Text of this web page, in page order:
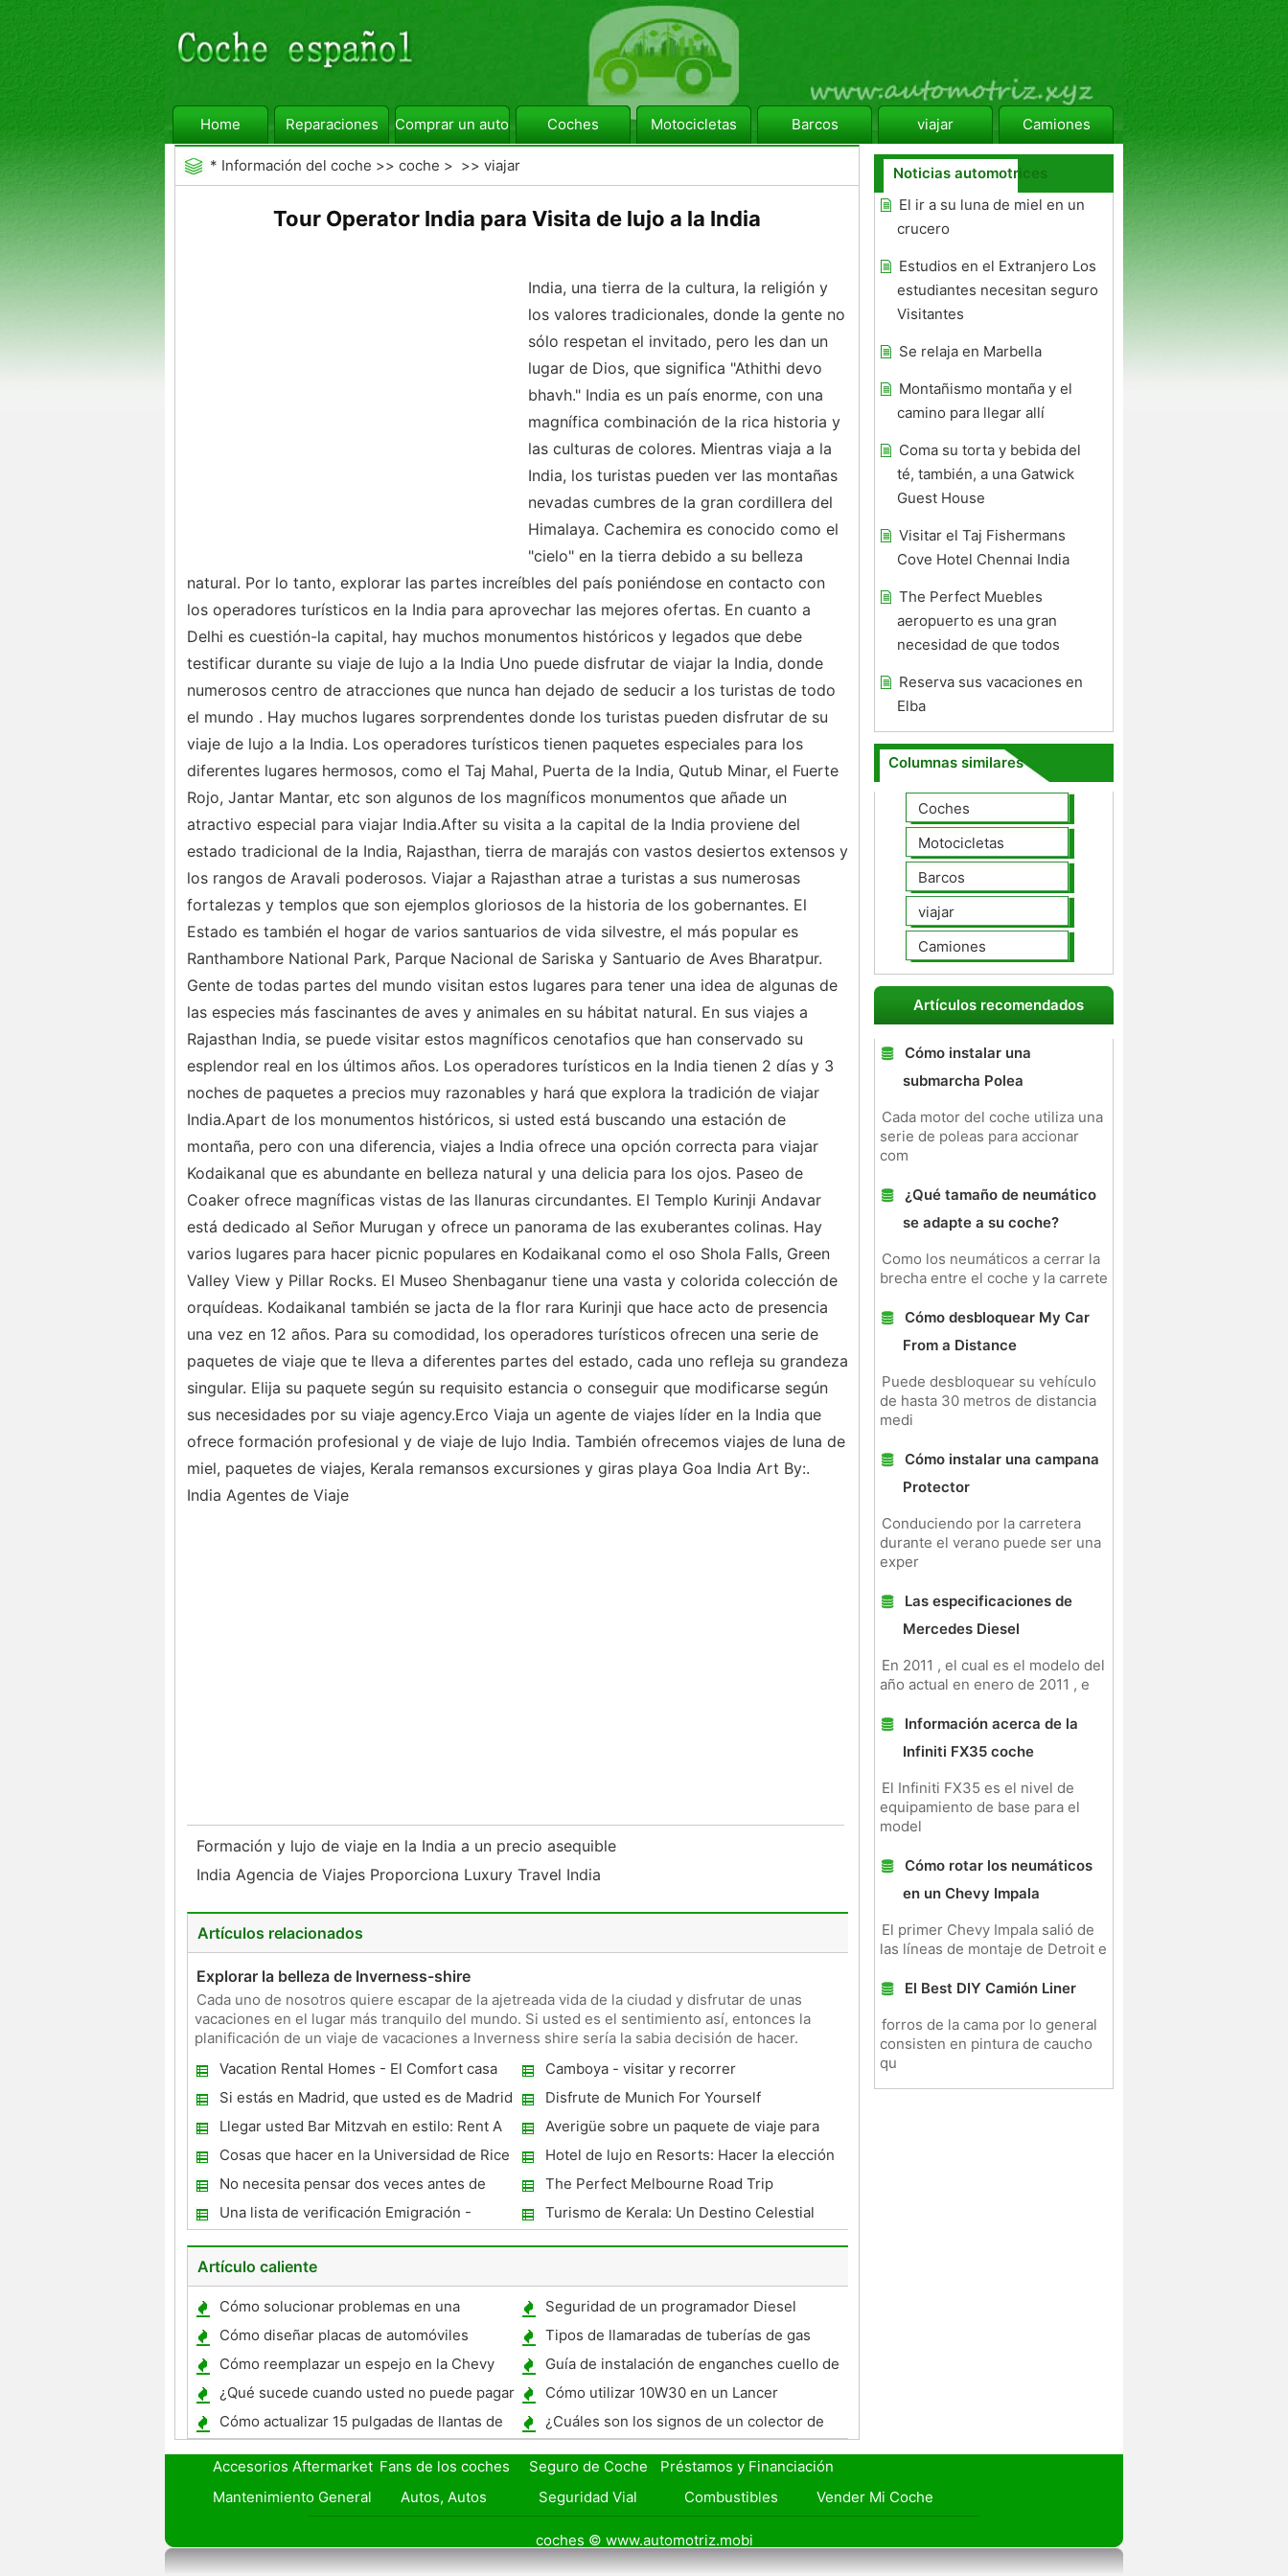
Home Reparaciones Comprar un automóvil Coches Motocicletas Barcos viajar Camiones
* Información del coche >> coche > >> viajar
Tour Operator India para Visita de lujo a la India
India, una tierra de la cultura, la religión y
los valores tradicionales, donde la gente no
sólo respetan el invitado, pero les dan un
lugar de Dios, que significa "Athithi devo
bhavh." India es un país enorme, con una
magnífica combinación de la rica historia y
las culturas de colores. Mientras viaja a la
India, los turistas pueden ver las montañas
nevadas cumbres de la gran cordillera del
Himalaya. Cachemira es conocido como el
"cielo" en la tierra debido a su belleza
natural. Por lo tanto, explorar las partes increíbles del país poniéndose en contacto con
los operadores turísticos en la India para aprovechar las mejores ofertas. En cuanto a
Delhi es cuestión-la capital, hay muchos monumentos históricos y legados que debe
testificar durante su viaje de lujo a la India Uno puede disfrutar de viajar la India, donde
numerosos centro de atracciones que nunca han dejado de seducir a los turistas de todo
el mundo . Hay muchos lugares sorprendentes donde los turistas pueden disfrutar de su
viaje de lujo a la India. Los operadores turísticos tienen paquetes especiales para los
diferentes lugares hermosos, como el Taj Mahal, Puerta de la India, Qutub Minar, el Fuerte
Rojo, Jantar Mantar, etc son algunos de los magníficos monumentos que añade un
atractivo especial para viajar India.After su visita a la capital de la India proviene del
estado tradicional de la India, Rajasthan, tierra de marajás con vastos desiertos extensos y
los rangos de Aravali poderosos. Viajar a Rajasthan atrae a turistas a sus numerosas
fortalezas y templos que son ejemplos gloriosos de la historia de los gobernantes. El
Estado es también el hogar de varios santuarios de vida silvestre, el más popular es
Ranthambore National Park, Parque Nacional de Sariska y Santuario de Aves Bharatpur.
Gente de todas partes del mundo visitan estos lugares para tener una idea de algunas de
las especies más fascinantes de aves y animales en su hábitat natural. En sus viajes a
Rajasthan India, se puede visitar estos magníficos cenotafios que han conservado su
esplendor real en los últimos años. Los operadores turísticos en la India tienen 2 días y 3
noches de paquetes a precios muy razonables y hará que explora la tradición de viajar
India.Apart de los monumentos históricos, si usted está buscando una estación de
montaña, pero con una diferencia, viajes a India ofrece una opción correcta para viajar
Kodaikanal que es abundante en belleza natural y una delicia para los ojos. Paseo de
Coaker ofrece magníficas vistas de las llanuras circundantes. El Templo Kurinji Andavar
está dedicado al Señor Murugan y ofrece un panorama de las exuberantes colinas. Hay
varios lugares para hacer picnic populares en Kodaikanal como el oso Shola Falls, Green
Valley View y Pillar Rocks. El Museo Shenbaganur tiene una vasta y colorida colección de
orquídeas. Kodaikanal también se jacta de la flor rara Kurinji que hace acto de presencia
una vez en 12 años. Para su comodidad, los operadores turísticos ofrecen una serie de
paquetes de viaje que te lleva a diferentes partes del estado, cada uno refleja su grandeza
singular. Elija su paquete según su requisito estancia o conseguir que modificarse según
sus necesidades por su viaje agency.Erco Viaja un agente de viajes líder en la India que
ofrece formación profesional y de viaje de lujo India. También ofrecemos viajes de luna de
miel, paquetes de viajes, Kerala remansos excursiones y giras playa Goa India Art By:.
India Agentes de Viaje
Formación y lujo de viaje en la India a un precio asequible
India Agencia de Viajes Proporciona Luxury Travel India
Artículos relacionados
Explorar la belleza de Inverness-shire
Cada uno de nosotros quiere escapar de la ajetreada vida de la ciudad y disfrutar de unas
vacaciones en el lugar más tranquilo del mundo. Si usted es el sentimiento así, entonces la
planificación de un viaje de vacaciones a Inverness shire sería la sabia decisión de hacer.
Vacation Rental Homes - El Comfort casa
para las vacaciones
Camboya - visitar y recorrer
Si estás en Madrid, que usted es de Madrid
Disfrute de Munich For Yourself
Llegar usted Bar Mitzvah en estilo: Rent A
New Jersey Limo
Averigüe sobre un paquete de viaje para
explorar cuevas
Cosas que hacer en la Universidad de Rice
para la Universidad aficionados y padres
Deportes
Hotel de lujo en Resorts: Hacer la elección
No necesita pensar dos veces antes de
hacer una oferta Alquiler de coches
The Perfect Melbourne Road Trip
Una lista de verificación Emigración -
Asegúrese de tomar todo
Turismo de Kerala: Un Destino Celestial
Artículo caliente
Cómo solucionar problemas en una
Chevrolet S-10 de 2.2 litros del motor
Seguridad de un programador Diesel
Cómo diseñar placas de automóviles
Tipos de llamaradas de tuberías de gas
Cómo reemplazar un espejo en la Chevy
Silverado 2008
Guía de instalación de enganches cuello de
cisne
¿Qué sucede cuando usted no puede pagar
los pagos de coches?
Cómo utilizar 10W30 en un Lancer
Cómo actualizar 15 pulgadas de llantas de
18 pulgadas en un S10
¿Cuáles son los signos de un colector de
admisión con fugas?
Noticias automotrices
El ir a su luna de miel en un
crucero
Estudios en el Extranjero Los
estudiantes necesitan seguro
Visitantes
Se relaja en Marbella
Montañismo montaña y el
camino para llegar allí
Coma su torta y bebida del
té, también, a una Gatwick
Guest House
Visitar el Taj Fishermans
Cove Hotel Chennai India
The Perfect Muebles
aeropuerto es una gran
necesidad de que todos
Reserva sus vacaciones en
Elba
Columnas similares
Coches
Motocicletas
Barcos
viajar
Camiones
Artículos recomendados
Cómo instalar una
submarcha Polea
Cada motor del coche utiliza una
serie de poleas para accionar
com
¿Qué tamaño de neumático
se adapte a su coche?
Como los neumáticos a cerrar la
brecha entre el coche y la carrete
Cómo desbloquear My Car
From a Distance
Puede desbloquear su vehículo
de hasta 30 metros de distancia
medi
Cómo instalar una campana
Protector
Conduciendo por la carretera
durante el verano puede ser una
exper
Las especificaciones de
Mercedes Diesel
En 2011 , el cual es el modelo del
año actual en enero de 2011 , e
Información acerca de la
Infiniti FX35 coche
El Infiniti FX35 es el nivel de
equipamiento de base para el
model
Cómo rotar los neumáticos
en un Chevy Impala
El primer Chevy Impala salió de
las líneas de montaje de Detroit e
El Best DIY Camión Liner
forros de la cama por lo general
consisten en pintura de caucho
qu
Accesorios Aftermarket Fans de los coches Seguro de Coche
Préstamos y Financiación
Mantenimiento General
Autos, Autos Seguridad Vial Combustibles Vender Mi Coche
coches © www.automotriz.mobi